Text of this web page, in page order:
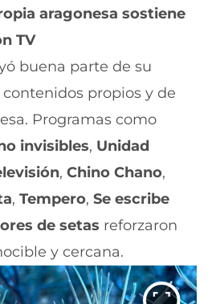
aragonesa sostiene
TV
buena parte de su
propios y de
Programas como
invisibles, Unidad
, Chino Chano,
, Tempero, Se escribe
de setas reforzaron
y cercana.